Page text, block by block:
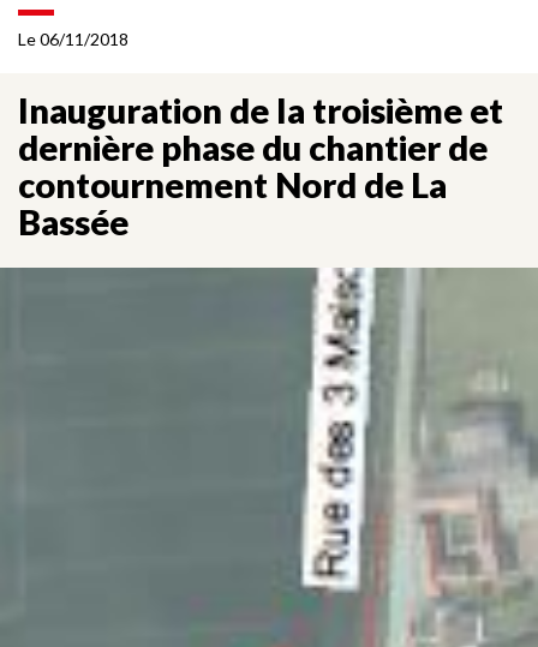
Le 06/11/2018
Inauguration de la troisième et
dernière phase du chantier de
contournement Nord de La
Bassée